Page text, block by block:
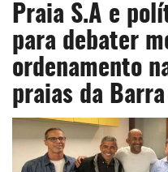
Praia S.A e
para debater
ordenamento
praias da